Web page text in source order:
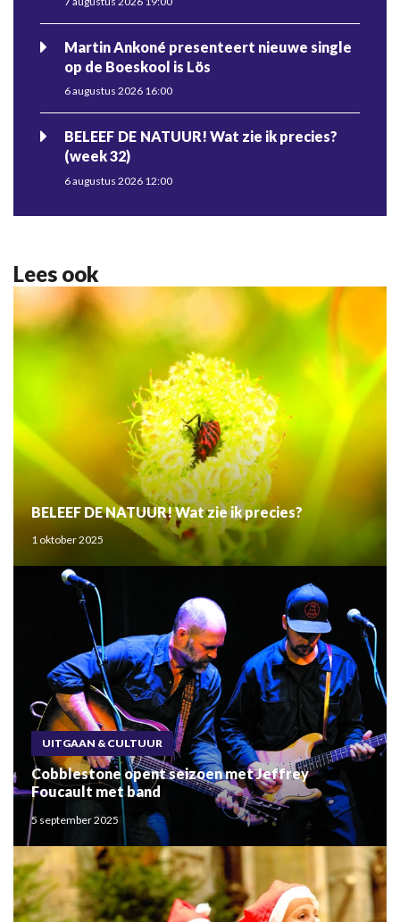
Martin Ankoné presenteert nieuwe single
op de Boeskool is Lös
6 augustus 2026 16:00
BELEEF DE NATUUR! Wat zie ik precies?
(week 32)
6 augustus 2026 12:00
Lees ook
BELEEF DE NATUUR! Wat zie ik precies?
1 oktober 2025
UITGAAN & CULTUUR
Cobblestone opent seizoen met Jeffrey
Foucault met band
5 september 2025